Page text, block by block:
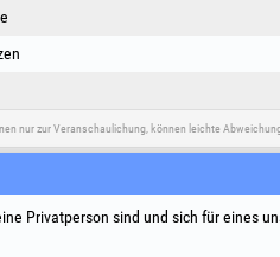
nur zur Veranschaulichung, können leichte
Streitbeilegung
Privatperson sind und sich für eines